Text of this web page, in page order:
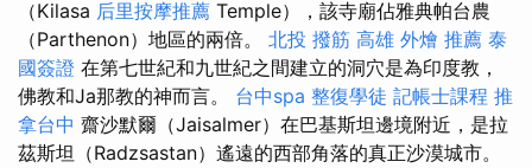
（Kilasa 后里按摩推薦 Temple），該寺廟佔雅典帕台農
（Parthenon）地區的兩倍。 北投 撥筋 高雄 外燴 推薦 泰
國簽證 在第七世紀和九世紀之間建立的洞穴是為印度教，
佛教和Ja那教的神而言。 台中spa 整復學徒 記帳士課程 推
拿台中 齋沙默爾（Jaisalmer）在巴基斯坦邊境附近，是拉
茲斯坦（Radzsastan）遙遠的西部角落的真正沙漠城市。